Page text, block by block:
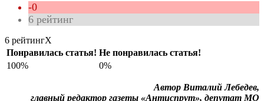
-0
6 рейтинг
6 рейтингX
Понравилась статья! Не понравилась статья!
100%
0%
Автор Виталий Лебедев,
главный редактор газеты «Антиспрут», депутат МО